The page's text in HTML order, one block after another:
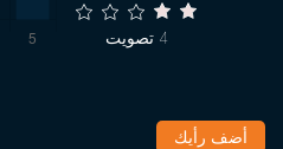
تصويت
أضف رأيك